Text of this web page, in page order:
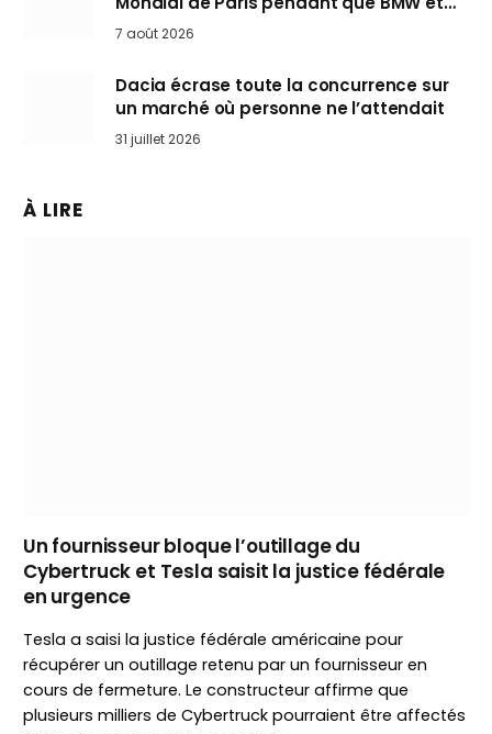
Mini désertent le salon
7 août 2026
Dacia écrase toute la concurrence sur
un marché où personne ne l’attendait
31 juillet 2026
À LIRE
Un fournisseur bloque l’outillage du
Cybertruck et Tesla saisit la justice fédérale
en urgence
Tesla a saisi la justice fédérale américaine pour
récupérer un outillage retenu par un fournisseur en
cours de fermeture. Le constructeur affirme que
plusieurs milliers de Cybertruck pourraient être affectés